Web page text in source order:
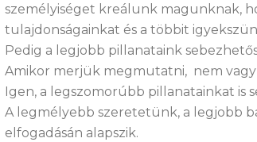
személyiséget kreálunk magunknak,
tulajdonságainkat és a többit
Pedig a legjobb pillanataink
Amikor merjük megmutatni, nem
Igen, a legszomorúbb pillanatainkat is
A legmélyebb szeretetünk, a legjobb
elfogadásán alapszik.